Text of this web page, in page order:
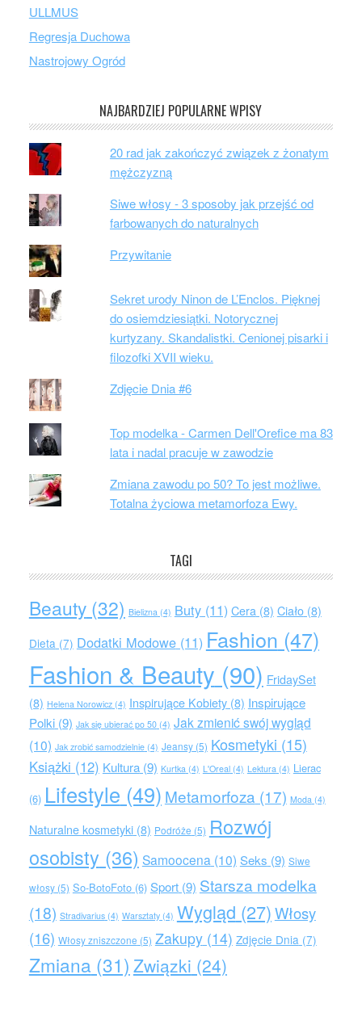
ULLMUS
Regresja Duchowa
Nastrojowy Ogród
NAJBARDZIEJ POPULARNE WPISY
20 rad jak zakończyć związek z żonatym
mężczyzną
Siwe włosy - 3 sposoby jak przejść od
farbowanych do naturalnych
Przywitanie
Sekret urody Ninon de L’Enclos. Pięknej
do osiemdziesiątki. Notorycznej
kurtyzany. Skandalistki. Cenionej pisarki i
filozofki XVII wieku.
Zdjęcie Dnia #6
Top modelka - Carmen Dell'Orefice ma 83
lata i nadal pracuje w zawodzie
Zmiana zawodu po 50? To jest możliwe.
Totalna życiowa metamorfoza Ewy.
TAGI
Beauty(32) Bielizna(4) Buty(11) Cera(8) Ciało(8)
Dieta(7) Dodatki Modowe(11) Fashion (47)
Fashion & Beauty (90) FridaySet
(8) Helena Norowicz(4) Inspirujące Kobiety(8) Inspirujące
Polki(9) Jak się ubierać po 50(4) Jak zmienić swój wygląd
(10) Jak zrobić samodzielnie(4) Jeansy(5) Kosmetyki (15)
Książki (12) Kultura(9) Kurtka(4) L'Oreal(4) Lektura(4) Lierac
(6) Lifestyle (49) Metamorfoza (17) Moda(4)
Naturalne kosmetyki(8) Podróże (5) Rozwój
osobisty (36) Samoocena(10) Seks (9) Siwe
włosy(5) So-BotoFoto(6) Sport(9) Starsza modelka
(18) Stradivarius(4) Warsztaty(4) Wygląd (27)Włosy
(16) Włosy zniszczone (5) Zakupy(14) Zdjęcie Dnia(7)
Zmiana (31) Związki (24)